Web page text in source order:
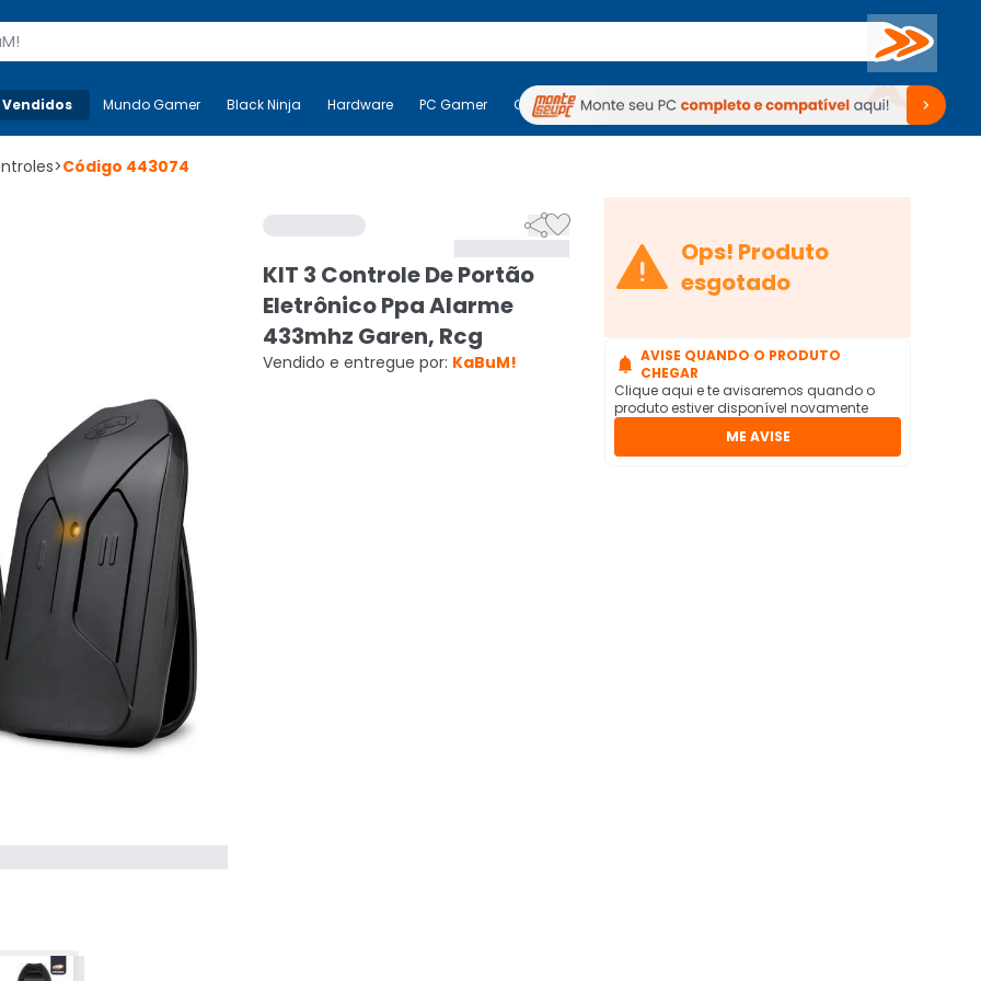
Buscar
Mais-v- Mundo Gamer Black Ninja Hardware PC Gamer Computadores Periféricos TV Venda no KaBuM!
Mundo Gamer Black Ninja Hardware PC Gamer Computadores Periféricos TV Venda no KaBuM!
>Código 443074

KIT 3 Controle De Portão
Eletrônico Ppa Alarme
433mhz Garen, Rcg
Vendido e entregue por: KaBuM!
 Ops! Produto
esgotado
 AVISE QUANDO O PRODUTO
CHEGAR
Clique aqui e te avisaremos quando o
produto estiver disponível novamente
ME AVISE